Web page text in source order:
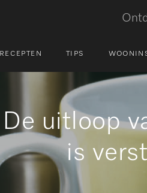
RECEPTEN TIPS
De uitloop
is